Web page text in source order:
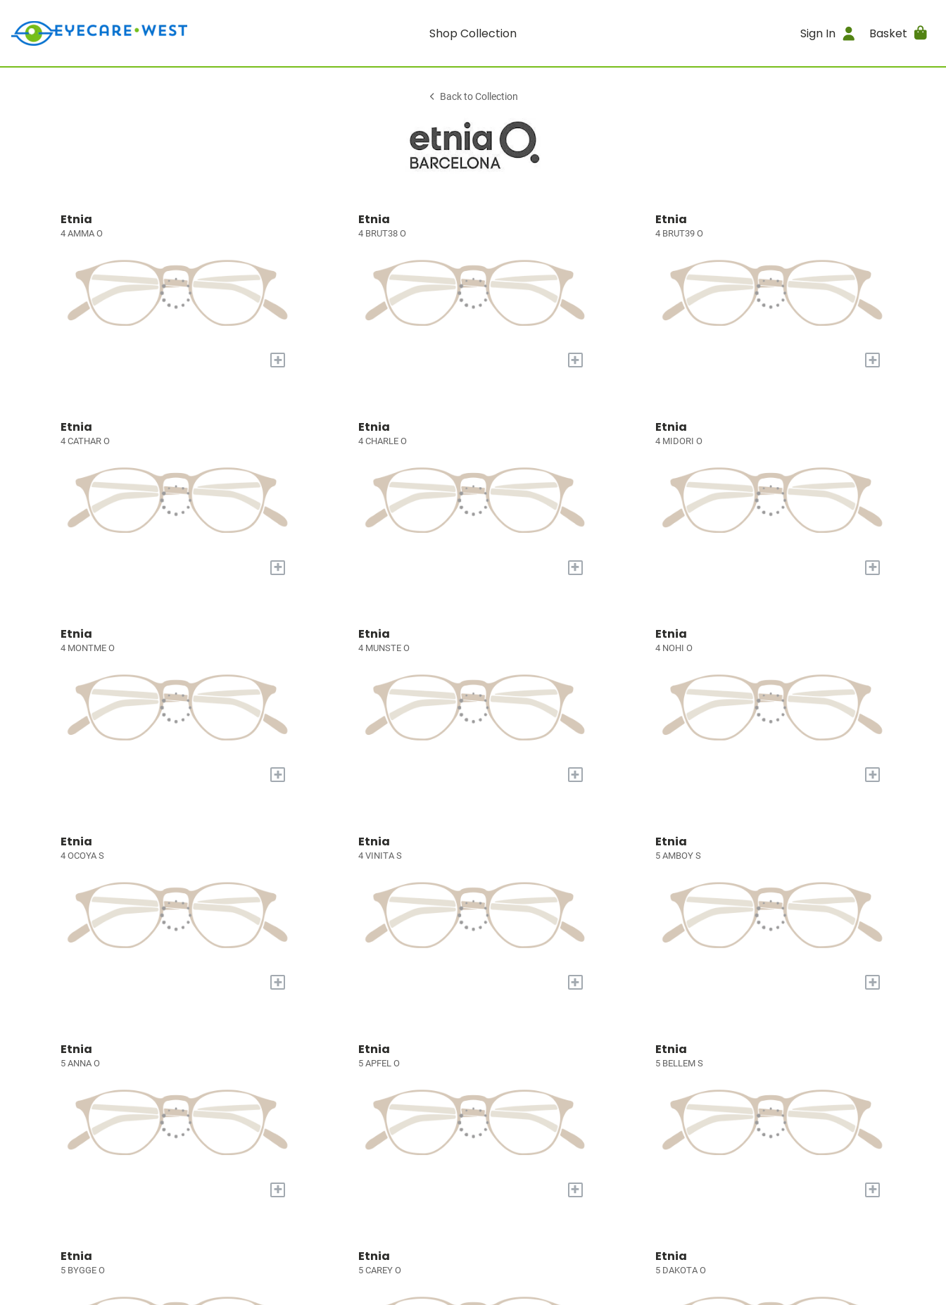
Shop Collection Sign In Basket
Back to Collection
Etnia
4 AMMA O
+
Etnia
4 BRUT38 O
+
Etnia
4 BRUT39 O
+
Etnia
4 CATHAR O
+
Etnia
4 CHARLE O
+
Etnia
4 MIDORI O
+
Etnia
4 MONTME O
+
Etnia
4 MUNSTE O
+
Etnia
4 NOHI O
+
Etnia
4 OCOYA S
+
Etnia
4 VINITA S
+
Etnia
5 AMBOY S
+
Etnia
5 ANNA O
+
Etnia
5 APFEL O
+
Etnia
5 BELLEM S
+
Etnia
5 BYGGE O
Etnia
5 CAREY O
Etnia
5 DAKOTA O